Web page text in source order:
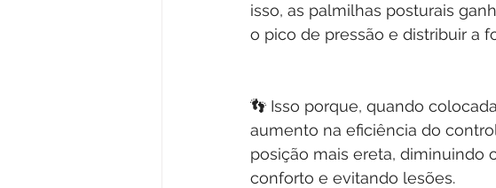
isso, as palmilhas posturais
o pico de pressão e distribuir a
👣 Isso porque, quando
aumento na eficiência do
posição mais ereta,
conforto e evitando lesões.